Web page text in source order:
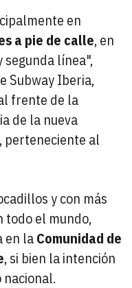
en
a pie de calle, en
segunda línea",
Subway Iberia,
frente de la
de la nueva
perteneciente al
y con más
todo el mundo,
en laComunidad de
, si bien la intención